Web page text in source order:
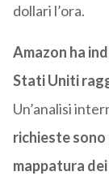
dollari l’ora.
Amazon ha
Stati Uniti
Un’analisi
richieste
mappatura